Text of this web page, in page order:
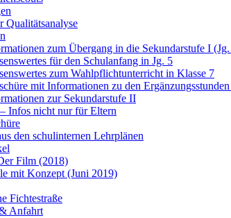
Qualitätsanalyse
zum Übergang in die Sekundarstufe I
für den Schulanfang in Jg. 5
zum Wahlpflichtunterricht in Klasse 7
mit Informationen zu den
zur Sekundarstufe II
Infos nicht nur für Eltern
den schulinternen Lehrplänen
Film (2018)
mit Konzept (Juni 2019)
Fichtestraße
Anfahrt